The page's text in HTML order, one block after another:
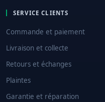
SERVICE CLIENTS
Commande et paiement
Livraison et collecte
Retours et échanges
Plaintes
Garantie et réparation